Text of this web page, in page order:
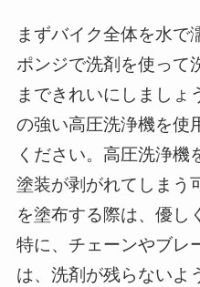
まずバイク全体を水で
ポンジで洗剤を使って
まできれいにしましょ
の強い高圧洗浄機を使
ください。高圧洗浄機
塗装が剥がれてしまう
を塗布する際は、優し
特に、チェーンやブレ
は、洗剤が残らないよ